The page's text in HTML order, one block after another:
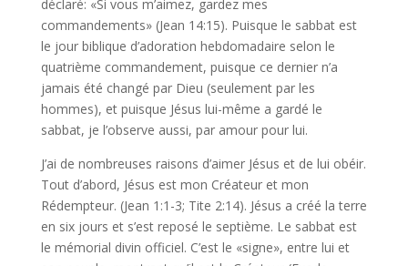
déclaré: «Si vous m’aimez, gardez mes
commandements» (Jean 14:15). Puisque le sabbat est
le jour biblique d’adoration hebdomadaire selon le
quatrième commandement, puisque ce dernier n’a
jamais été changé par Dieu (seulement par les
hommes), et puisque Jésus lui-même a gardé le
sabbat, je l’observe aussi, par amour pour lui.
J’ai de nombreuses raisons d’aimer Jésus et de lui obéir.
Tout d’abord, Jésus est mon Créateur et mon
Rédempteur. (Jean 1:1-3; Tite 2:14). Jésus a créé la terre
en six jours et s’est reposé le septième. Le sabbat est
le mémorial divin officiel. C’est le «signe», entre lui et